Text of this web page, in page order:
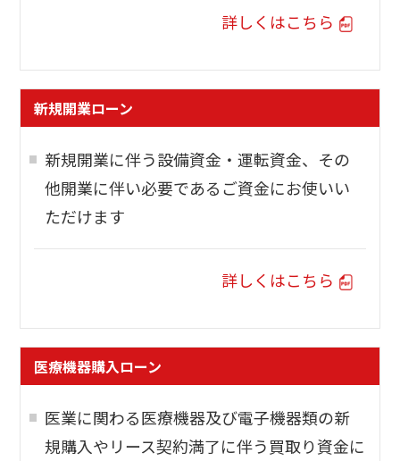
詳しくはこちら
新規開業ローン
新規開業に伴う設備資金・運転資金、その
他開業に伴い必要であるご資金にお使いい
ただけます
詳しくはこちら
医療機器購入ローン
医業に関わる医療機器及び電子機器類の新
規購入やリース契約満了に伴う買取り資金に